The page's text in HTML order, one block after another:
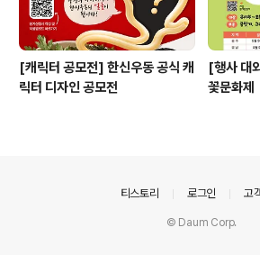
[캐릭터 공모전] 한신우동 공식 캐
릭터 디자인 공모전
[행사 대
꽃문화제
티스토리 로그인 고
© Daum Corp.